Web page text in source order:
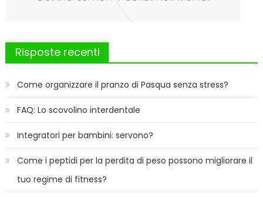
Risposte recenti
Come organizzare il pranzo di Pasqua senza stress?
FAQ: Lo scovolino interdentale
Integratori per bambini: servono?
Come i peptidi per la perdita di peso possono migliorare il
tuo regime di fitness?